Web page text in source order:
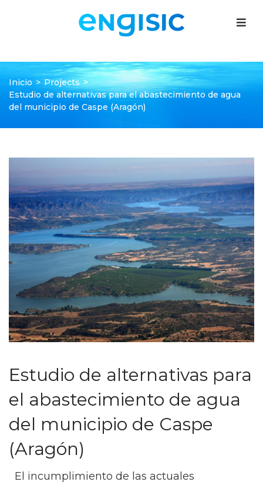
Inicio > Projects >
Estudio de alternativas para el abastecimiento de agua
del municipio de Caspe (Aragón)
Estudio de alternativas para
el abastecimiento de agua
del municipio de Caspe
(Aragón)
El incumplimiento de las actuales